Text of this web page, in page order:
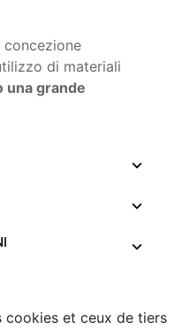
concezione
di materiali
una grande
cookies et ceux de tiers